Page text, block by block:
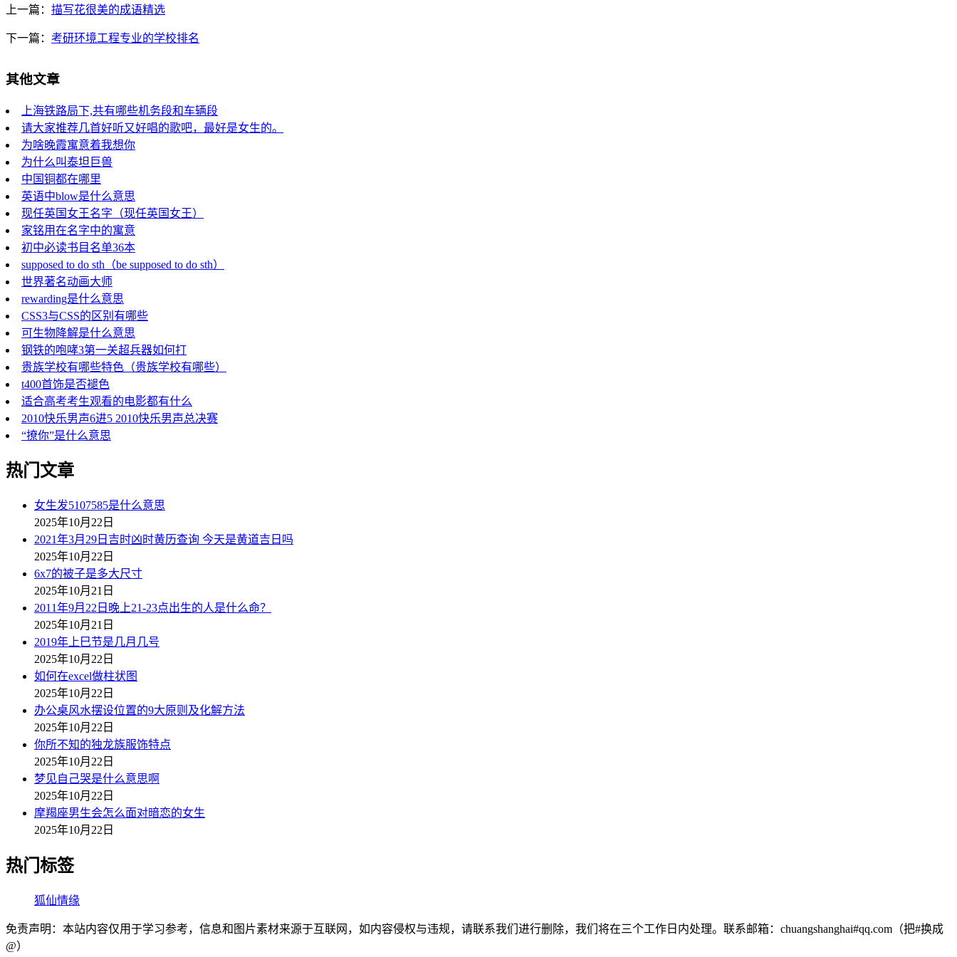
上一篇： 描写花很美的成语精选
下一篇： 考研环境工程专业的学校排名
其他文章
上海铁路局下,共有哪些机务段和车辆段
请大家推荐几首好听又好唱的歌吧，最好是女生的。
为啥晚霞寓意着我想你
为什么叫泰坦巨兽
中国铜都在哪里
英语中blow是什么意思
现任英国女王名字（现任英国女王）
家铭用在名字中的寓意
初中必读书目名单36本
supposed to do sth（be supposed to do sth）
世界著名动画大师
rewarding是什么意思
CSS3与CSS的区别有哪些
可生物降解是什么意思
钢铁的咆哮3第一关超兵器如何打
贵族学校有哪些特色（贵族学校有哪些）
t400首饰是否褪色
适合高考考生观看的电影都有什么
2010快乐男声6进5 2010快乐男声总决赛
“撩你”是什么意思
热门文章
女生发5107585是什么意思
2025年10月22日
2021年3月29日吉时凶时黄历查询 今天是黄道吉日吗
2025年10月22日
6x7的被子是多大尺寸
2025年10月21日
2011年9月22日晚上21-23点出生的人是什么命？
2025年10月21日
2019年上巳节是几月几号
2025年10月22日
如何在excel做柱状图
2025年10月22日
办公桌风水摆设位置的9大原则及化解方法
2025年10月22日
你所不知的独龙族服饰特点
2025年10月22日
梦见自己哭是什么意思啊
2025年10月22日
摩羯座男生会怎么面对暗恋的女生
2025年10月22日
热门标签
狐仙情缘
免责声明：本站内容仅用于学习参考，信息和图片素材来源于互联网，如内容侵权与违规，请联系我们进行删除，我们将在三个工作日内处理。联系邮箱：chuangshanghai#qq.com（把#换成
@）